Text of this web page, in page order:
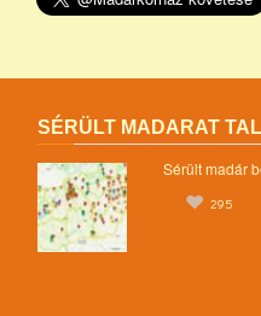
SÉRÜLT MADARAT
Sérült madár
295